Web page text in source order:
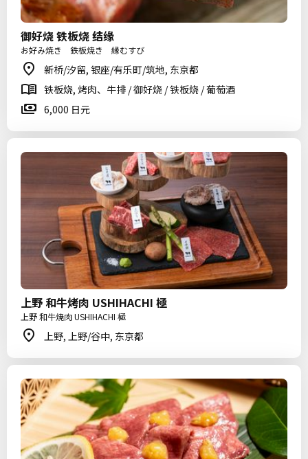
御好烧 铁板烧 结缘
お好み焼き 鉄板焼き 縁むすび
新桥/汐留, 银座/有乐町/筑地, 东京都
铁板烧, 烤肉、牛排 / 御好烧 / 铁板烧 / 葡萄酒
6,000 日元
上野 和牛烤肉 USHIHACHI 極
上野 和牛焼肉 USHIHACHI 極
上野, 上野/谷中, 东京都